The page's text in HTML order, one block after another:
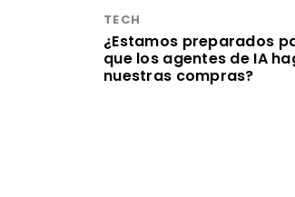
TECH
¿Estamos preparados
que los agentes de IA
nuestras compras?